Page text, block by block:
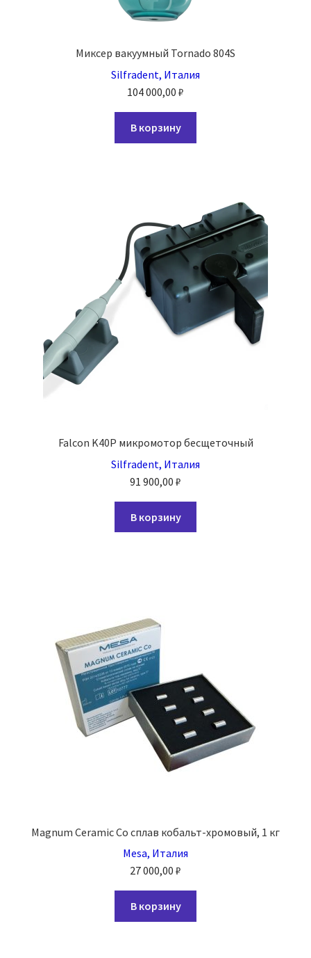
Миксер вакуумный Tornado 804S
Silfradent, Италия
104 000,00 ₽
В корзину
Falcon K40P микромотор бесщеточный
Silfradent, Италия
91 900,00 ₽
В корзину
Magnum Ceramic Co сплав кобальт-хромовый, 1 кг
Mesa, Италия
27 000,00 ₽
В корзину